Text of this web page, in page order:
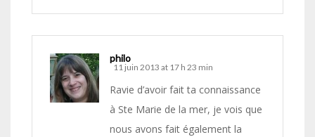
philo
11 juin 2013 at 17 h 23 min
Ravie d’avoir fait ta connaissance
à Ste Marie de la mer, je vois que
nous avons fait également la